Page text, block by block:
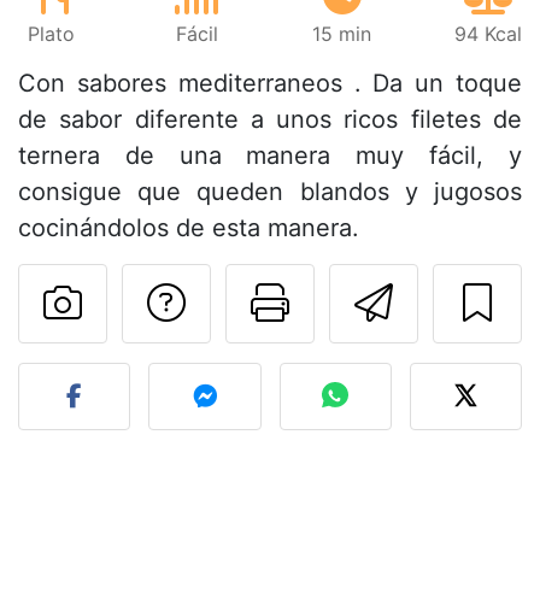
Plato Fácil 15 min 94 Kcal
Con sabores mediterraneos . Da un toque
de sabor diferente a unos ricos filetes de
ternera de una manera muy fácil, y
consigue que queden blandos y jugosos
cocinándolos de esta manera.
Imprimir
Preguntar al autor
Publicar la foto de esta